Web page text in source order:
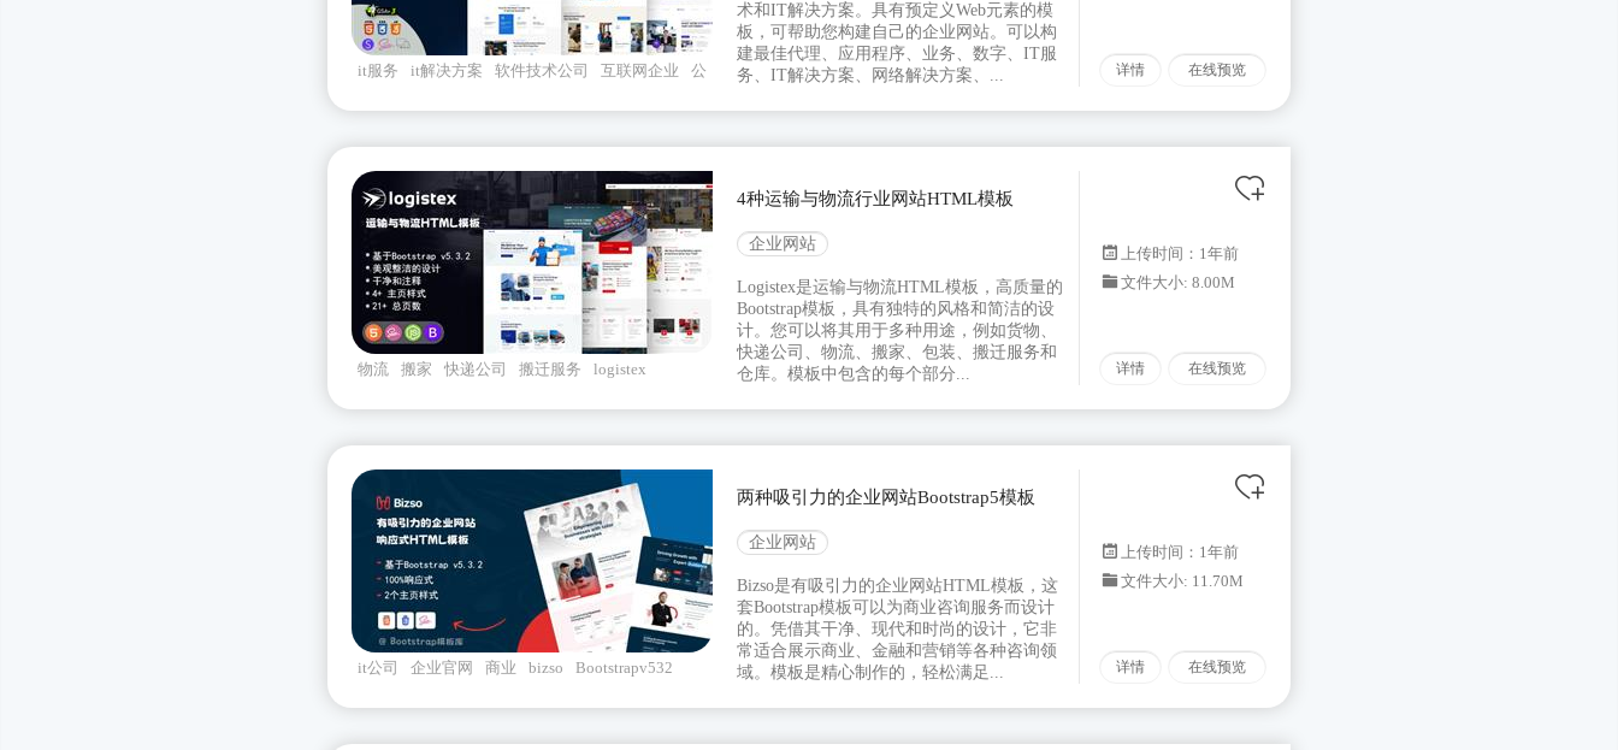
it服务 it解决方案 软件技术公司 互联网企业
公
术和IT解决方案。具有预定义Web元素的模
板，可帮助您构建自己的企业网站。可以构
建最佳代理、应用程序、业务、数字、IT服
务、IT解决方案、网络解决方案、...
详情 在线预览
物流 搬家 快递公司 搬迁服务 logistex
4种运输与物流行业网站HTML模板
企业网站
Logistex是运输与物流HTML模板，高质量的
Bootstrap模板，具有独特的风格和简洁的设
计。您可以将其用于多种用途，例如货物、
快递公司、物流、搬家、包装、搬迁服务和
仓库。模板中包含的每个部分...
上传时间：1年前
文件大小: 8.00M
详情 在线预览
it公司 企业官网 商业 bizso Bootstrapv532
两种吸引力的企业网站Bootstrap5模板
企业网站
Bizso是有吸引力的企业网站HTML模板，这
套Bootstrap模板可以为商业咨询服务而设计
的。凭借其干净、现代和时尚的设计，它非
常适合展示商业、金融和营销等各种咨询领
域。模板是精心制作的，轻松满足...
上传时间：1年前
文件大小: 11.70M
详情 在线预览